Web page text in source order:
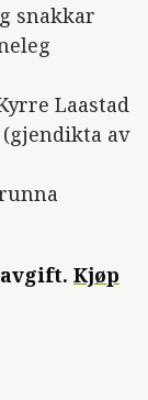
snakkar
Laastad
av
Kjøp